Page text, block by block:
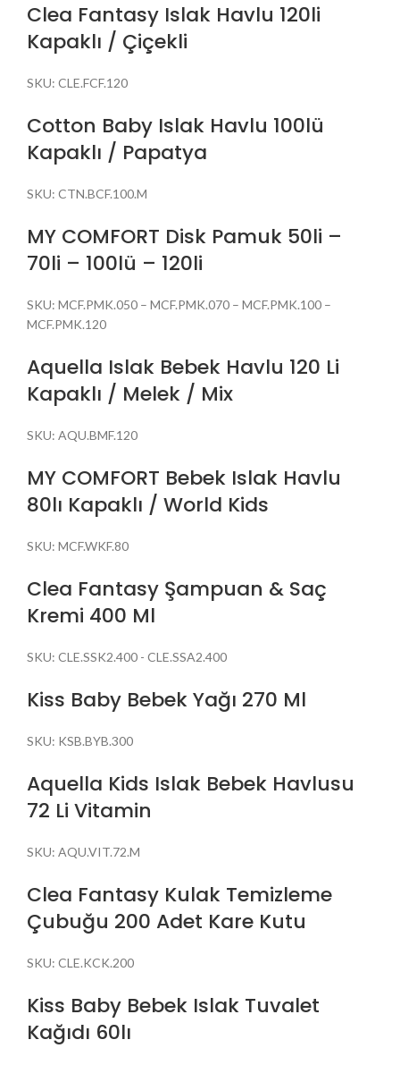
Clea Fantasy Islak Havlu 120li
Kapaklı / Çiçekli
SKU: CLE.FCF.120
Cotton Baby Islak Havlu 100lü
Kapaklı / Papatya
SKU: CTN.BCF.100.M
MY COMFORT Disk Pamuk 50li –
70li – 100lü – 120li
SKU: MCF.PMK.050 – MCF.PMK.070 – MCF.PMK.100 –
MCF.PMK.120
Aquella Islak Bebek Havlu 120 Li
Kapaklı / Melek / Mix
SKU: AQU.BMF.120
MY COMFORT Bebek Islak Havlu
80lı Kapaklı / World Kids
SKU: MCF.WKF.80
Clea Fantasy Şampuan & Saç
Kremi 400 Ml
SKU: CLE.SSK2.400 - CLE.SSA2.400
Kiss Baby Bebek Yağı 270 Ml
SKU: KSB.BYB.300
Aquella Kids Islak Bebek Havlusu
72 Li Vitamin
SKU: AQU.VIT.72.M
Clea Fantasy Kulak Temizleme
Çubuğu 200 Adet Kare Kutu
SKU: CLE.KCK.200
Kiss Baby Bebek Islak Tuvalet
Kağıdı 60lı